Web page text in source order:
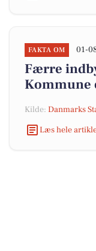
FAKTA OM 01-
Færre
Kommune
Kilde: Danmarks
Læs hele